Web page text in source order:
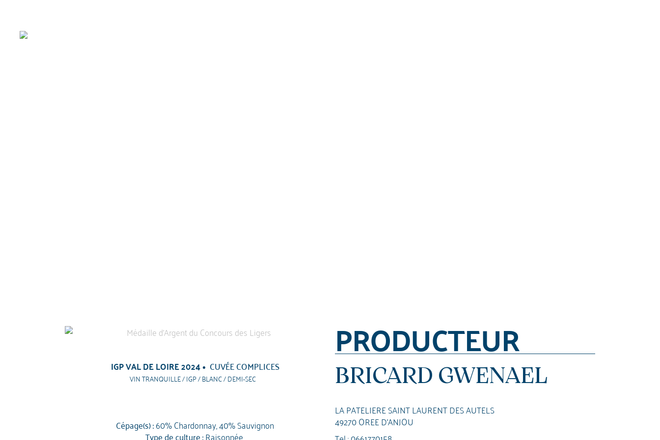
IGP VAL DE LOIRE 2024 CUVÉE COMPLICES
VIN TRANQUILLE / IGP / BLANC / DEMI-SEC
Cépage(s) :60% Chardonnay, 40% Sauvignon
Type de culture :Raisonnée
PRODUCTEUR
BRICARD GWENAEL
LA PATELIERE SAINT LAURENT DES AUTELS
49270 OREE D'ANJOU